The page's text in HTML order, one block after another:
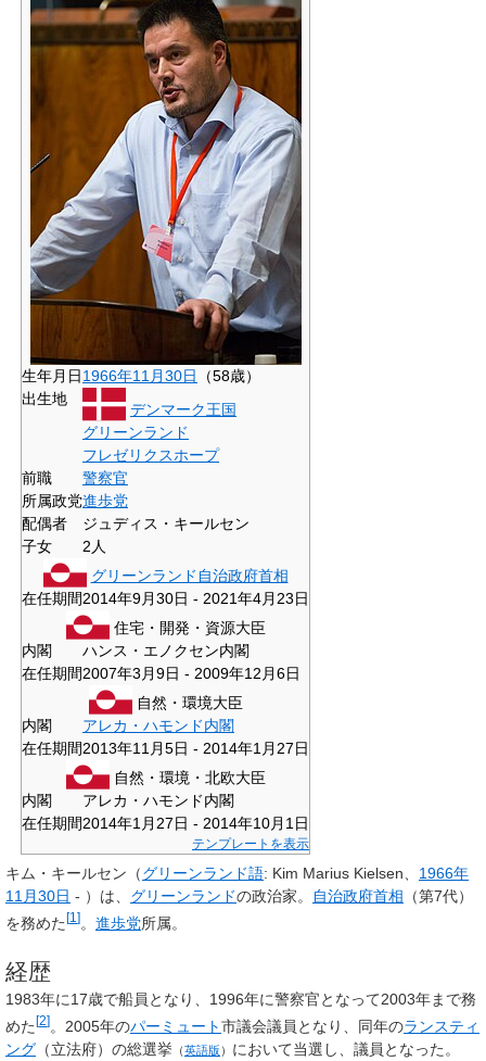
生年月日1966年11月30日
（58歳）
出生地
デンマーク王国
グリーンランド
フレゼリクスホープ
前職
警察官
所属政党進歩党
配偶者
ジュディス・キールセン
子女
2人
グリーンランド自治政府首相
在任期間2014年9月30日 - 2021年4月23日
住宅・開発・資源大臣
内閣
ハンス・エノクセン内閣
在任期間2007年3月9日 - 2009年12月6日
自然・環境大臣
内閣
アレカ・ハモンド内閣
在任期間2013年11月5日 - 2014年1月27日
自然・環境・北欧大臣
内閣
アレカ・ハモンド内閣
在任期間2014年1月27日 - 2014年10月1日
テンプレートを表示
キム・キールセン （グリーンランド語: Kim Marius Kielsen
1966年
11月30日 - ）は、 グリーンランドの政治家。 自治政府首相 （第7代）
を務めた[1 ]。 進歩党所属。
経歴
1983年に17歳で船員となり、1996年に警察官となって2003年まで務
めた[2]。2005年のパーミュート市議会議員となり、同年のランスティ
ング （立法府）の総選挙 （英語版 ） において当選し、議員となった。